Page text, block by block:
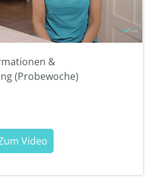
&
(Probewoche)